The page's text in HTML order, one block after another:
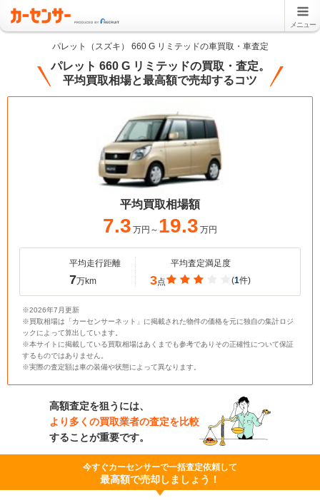
メニュー
パレット（スズキ） 660 G リミテッドの車買取・車査定
パレット 660 G リミテッドの買取・査定。
平均買取相場と最高額で売却するコツ
平均買取相場額
7.3 万円～ 19.3 万円
平均走行距離
7万km
平均査定満足度
3点 (1件)
※2026年7月更新
※買取相場は「カーセンサーネット」に掲載された物件の価格を元に独自の集計ロジ
ックによって算出しています。
※本サイトに掲載している買取相場はあくまでも参考でありその正確性について保証
するものではありません。
※実際の査定額は車の装備や状態によって異なります。
高額査定を狙うには、
より多くの買取業者の査定を比較
することが重要です。
今すぐカーセンサーで一括査定依頼して
最高額で売却しましょう！